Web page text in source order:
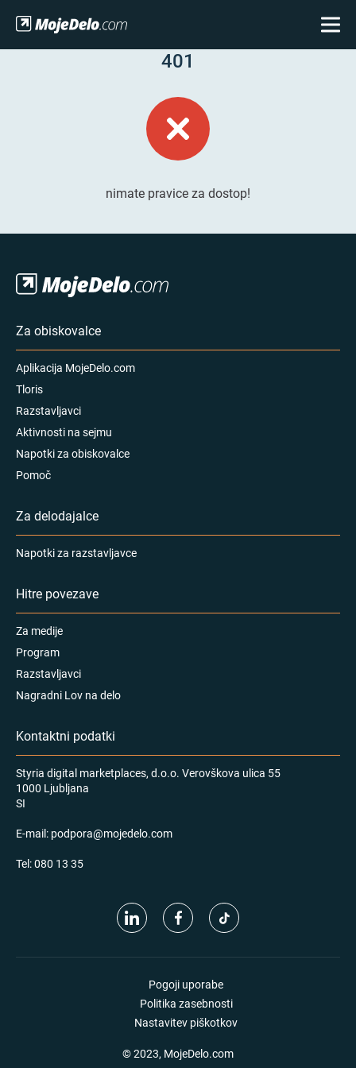
401
nimate pravice za dostop!
Za obiskovalce
Aplikacija MojeDelo.com
Tloris
Razstavljavci
Aktivnosti na sejmu
Napotki za obiskovalce
Pomoč
Za delodajalce
Napotki za razstavljavce
Hitre povezave
Za medije
Program
Razstavljavci
Nagradni Lov na delo
Kontaktni podatki
Styria digital marketplaces, d.o.o. Verovškova ulica 55
1000 Ljubljana
SI
E-mail: podpora@mojedelo.com
Tel:080 13 35
Pogoji uporabe
Politika zasebnosti
Nastavitev piškotkov
© 2023, MojeDelo.com